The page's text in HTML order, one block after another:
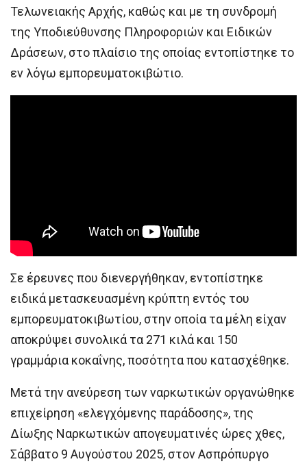
Τελωνειακής Αρχής, καθώς και με τη συνδρομή
της Υποδιεύθυνσης Πληροφοριών και Ειδικών
Δράσεων, στο πλαίσιο της οποίας εντοπίστηκε το
εν λόγω εμπορευματοκιβώτιο.
Σε έρευνες που διενεργήθηκαν, εντοπίστηκε
ειδικά μετασκευασμένη κρύπτη εντός του
εμπορευματοκιβωτίου, στην οποία τα μέλη είχαν
αποκρύψει συνολικά τα 271 κιλά και 150
γραμμάρια κοκαΐνης, ποσότητα που κατασχέθηκε.
Μετά την ανεύρεση των ναρκωτικών οργανώθηκε
επιχείρηση «ελεγχόμενης παράδοσης», της
Δίωξης Ναρκωτικών απογευματινές ώρες χθες,
Σάββατο 9 Αυγούστου 2025, στον Ασπρόπυργο